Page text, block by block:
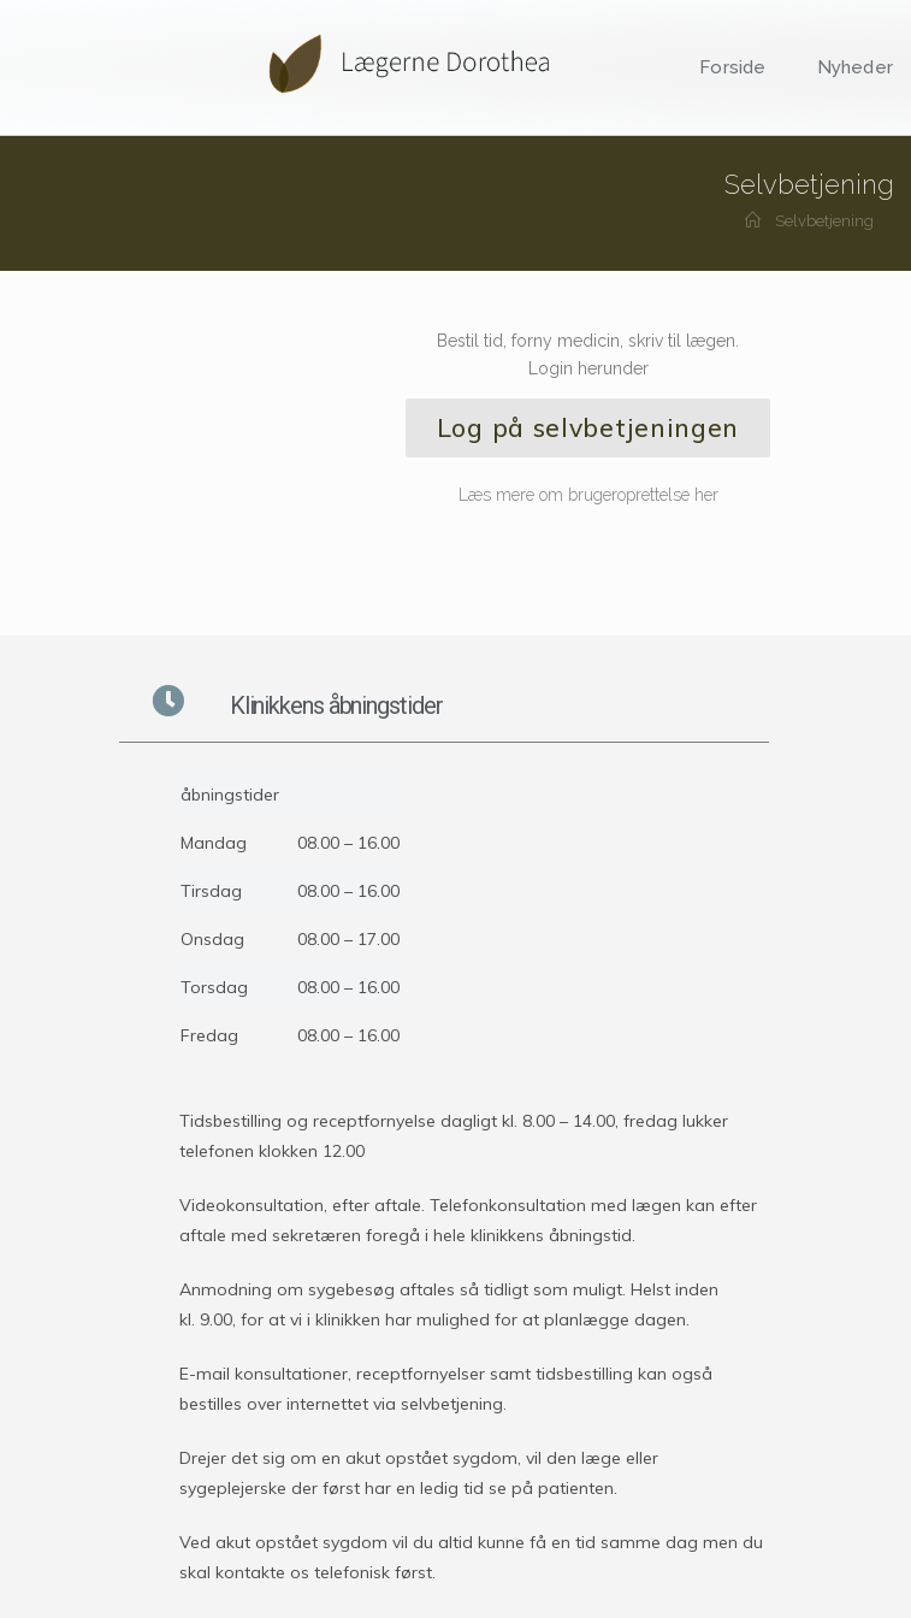
Forside Nyheder
Selvbetjening
Selvbetjening
Bestil tid, forny medicin, skriv til lægen.
Login herunder
Log på selvbetjeningen
Læs mere om brugeroprettelse her
Klinikkens åbningstider
åbningstider
Mandag 08.00 – 16.00
Tirsdag 08.00 – 16.00
Onsdag 08.00 – 17.00
Torsdag 08.00 – 16.00
Fredag 08.00 – 16.00
Tidsbestilling og receptfornyelse dagligt kl. 8.00 – 14.00, fredag lukker
telefonen klokken 12.00
Videokonsultation, efter aftale. Telefonkonsultation med lægen kan efter
aftale med sekretæren foregå i hele klinikkens åbningstid.
Anmodning om sygebesøg aftales så tidligt som muligt. Helst inden
kl. 9.00, for at vi i klinikken har mulighed for at planlægge dagen.
E-mail konsultationer, receptfornyelser samt tidsbestilling kan også
bestilles over internettet via selvbetjening.
Drejer det sig om en akut opstået sygdom, vil den læge eller
sygeplejerske der først har en ledig tid se på patienten.
Ved akut opstået sygdom vil du altid kunne få en tid samme dag men du
skal kontakte os telefonisk først.